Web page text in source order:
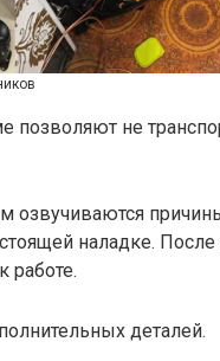
позволяют не
озвучиваются
наладке. После
работе.
деталей.